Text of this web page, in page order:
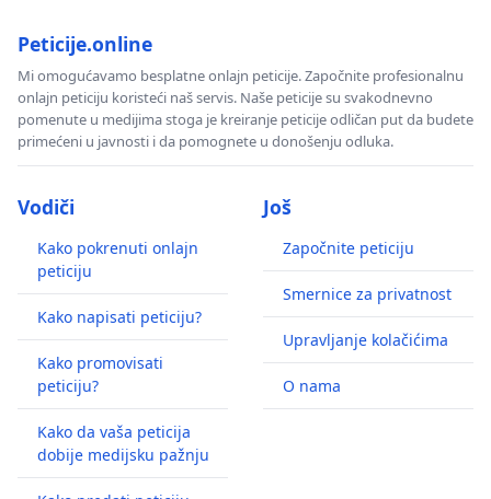
Peticije.online
Mi omogućavamo besplatne onlajn peticije. Započnite profesionalnu
onlajn peticiju koristeći naš servis. Naše peticije su svakodnevno
pomenute u medijima stoga je kreiranje peticije odličan put da budete
primećeni u javnosti i da pomognete u donošenju odluka.
Vodiči
Kako pokrenuti onlajn
peticiju
Kako napisati peticiju?
Kako promovisati
peticiju?
Kako da vaša peticija
dobije medijsku pažnju
Još
Započnite peticiju
Smernice za privatnost
Upravljanje kolačićima
O nama